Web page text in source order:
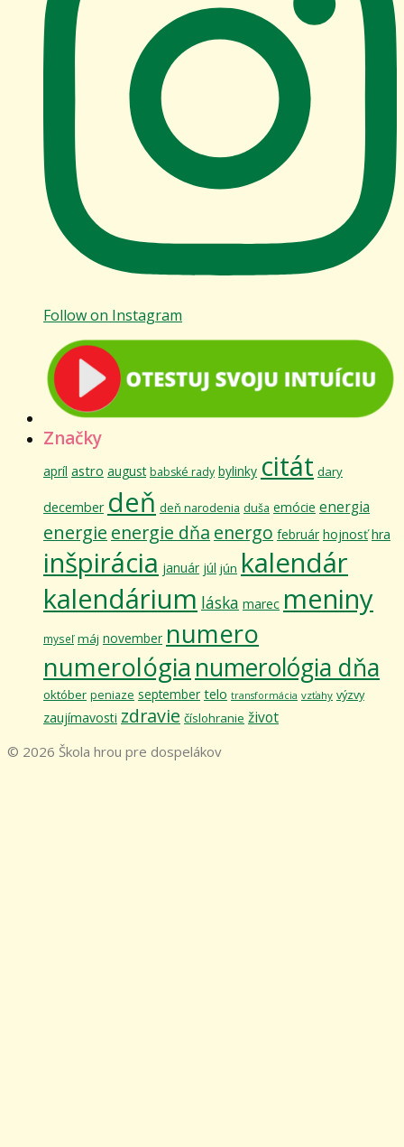
Follow on Instagram
Značky
apríl astro august babské rady bylinky citát dary
december deň deň narodenia duša emócie energia
energie energie dňa energo február hojnosť hra
inšpirácia január júl jún kalendár
kalendárium láska marec meniny
myseľ máj november numero
numerológia numerológia dňa
október peniaze september telo transformácia vzťahy výzvy
zaujímavosti zdravie číslohranie život
© 2026 Škola hrou pre dospelákov